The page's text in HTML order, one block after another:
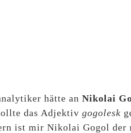
hätte anNikolai
das Adjektivgogolesk
ist mir Nikolai Gogol der